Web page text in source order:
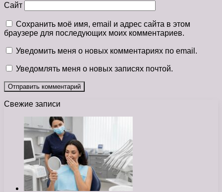
Сайт
Сохранить моё имя, email и адрес сайта в этом
браузере для последующих моих комментариев.
Уведомить меня о новых комментариях по email.
Уведомлять меня о новых записях почтой.
Свежие записи